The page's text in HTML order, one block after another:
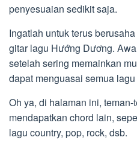
penyesuaian sedikit saja.
Ingatlah untuk terus
gitar lagu Hướng Dương.
setelah sering memainkan
dapat menguasai semua lagu
Oh ya, di halaman ini,
mendapatkan chord lain,
lagu country, pop, rock, dsb.